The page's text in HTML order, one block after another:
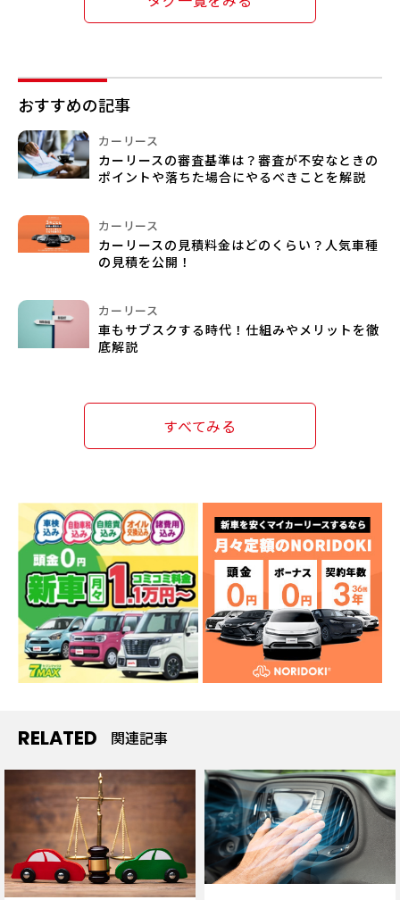
おすすめの記事
カーリース
カーリースの審査基準は？審査が不安なときの
ポイントや落ちた場合にやるべきことを解説
カーリース
カーリースの見積料金はどのくらい？人気車種
の見積を公開！
カーリース
車もサブスクする時代！仕組みやメリットを徹
底解説
すべてみる
RELATED 関連記事